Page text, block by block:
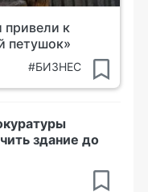
привели к
петушок»
#БИЗНЕС
здание до